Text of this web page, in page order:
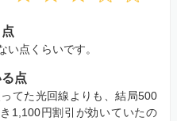
点くらいです。
点
てた光回線よりも、結局500
1,100円割引が効いていたの